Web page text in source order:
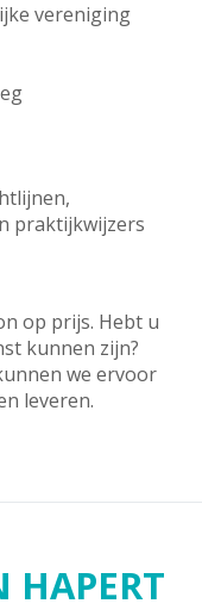
vereniging
praktijkwijzers
op prijs. Hebt u
kunnen zijn?
we ervoor
leveren.
HAPERT